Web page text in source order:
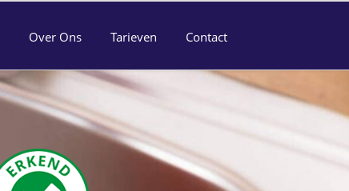
Over Ons Tarieven Contact